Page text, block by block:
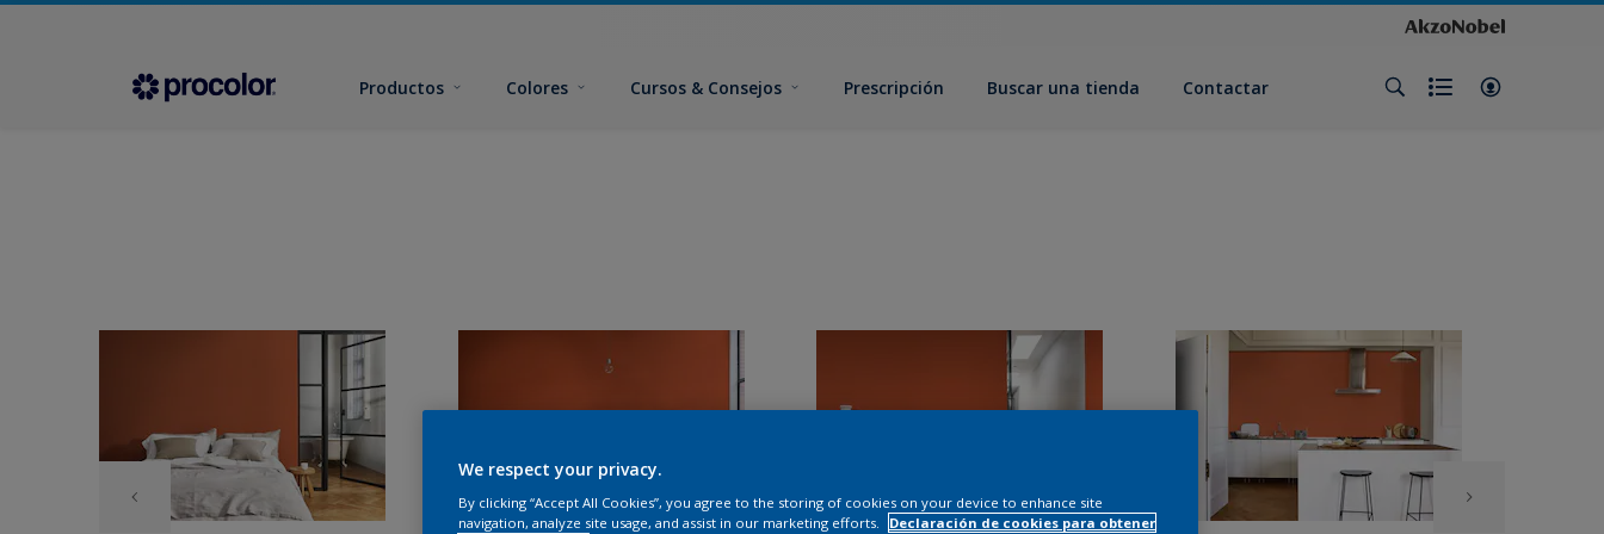
Productos Colores Cursos & Consejos Prescripción Buscar una tienda Contactar
We respect your privacy.
By clicking “Accept All Cookies”, you agree to the storing of cookies on your device to enhance site
navigation, analyze site usage, and assist in our marketing efforts.
Declaración de cookies para obtener